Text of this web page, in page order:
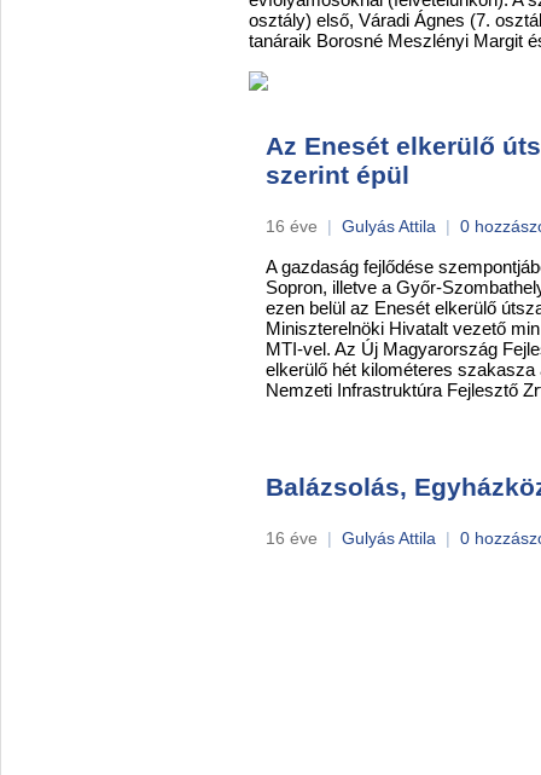
osztály) első, Váradi Ágnes (7.
tanáraik Borosné Meszlényi Margit
Az Enesét elkerülő
szerint épül
16 éve | Gulyás Attila | 0
A gazdaság fejlődése
Sopron, illetve a Győr-
ezen belül az Enesét elkerülő
Miniszterelnöki Hivatalt vezető
MTI-vel. Az Új Magyarország
elkerülő hét kilométeres
Nemzeti Infrastruktúra Fejlesztő
Balázsolás,
16 éve | Gulyás Attila | 0